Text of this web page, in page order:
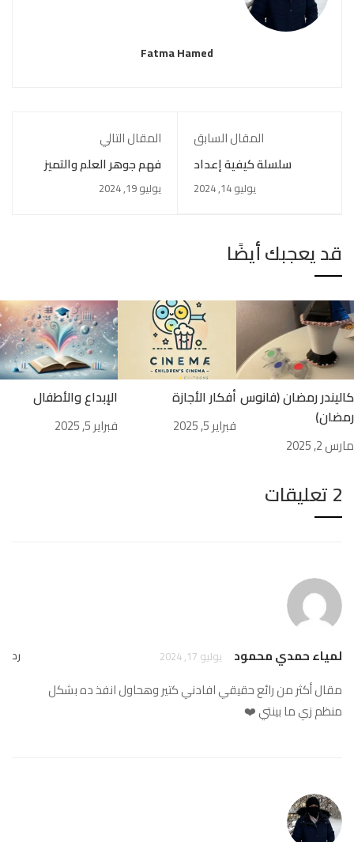
Fatma Hamed
المقال السابق
سلسلة كيفية إعداد
الخميرة الطبيعية فى البيت
يوليو 14, 2024
المقال التالي
فهم جوهر العلم والتميز
في المجال
يوليو 19, 2024
قد يعجبك أيضًا
كاليندر رمضان (فانوس
رمضان)
مارس 2, 2025
أفكار الأجازة
فبراير 5, 2025
الإبداع والأطفال
فبراير 5, 2025
2 تعليقات
لمياء حمدي محمود يوليو 17, 2024 رد
مقال أكثر من رائع حقيقي افادني كتير وهحاول انفذ ده بشكل
منظم زي ما بينتي ❤️